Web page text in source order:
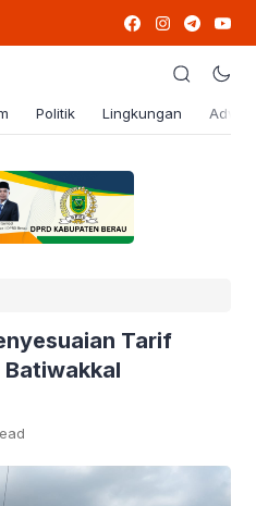
Politik Lingkungan
Tarif
Batiwakkal